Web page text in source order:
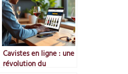
Cavistes en ligne : une
révolution du